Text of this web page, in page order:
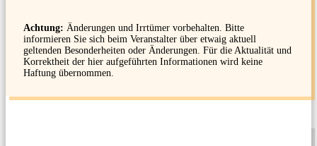
Achtung: Änderungen und Irrtümer vorbehalten. Bitte
informieren Sie sich beim Veranstalter über etwaig aktuell
geltenden Besonderheiten oder Änderungen. Für die Aktualität und
Korrektheit der hier aufgeführten Informationen wird keine
Haftung übernommen.